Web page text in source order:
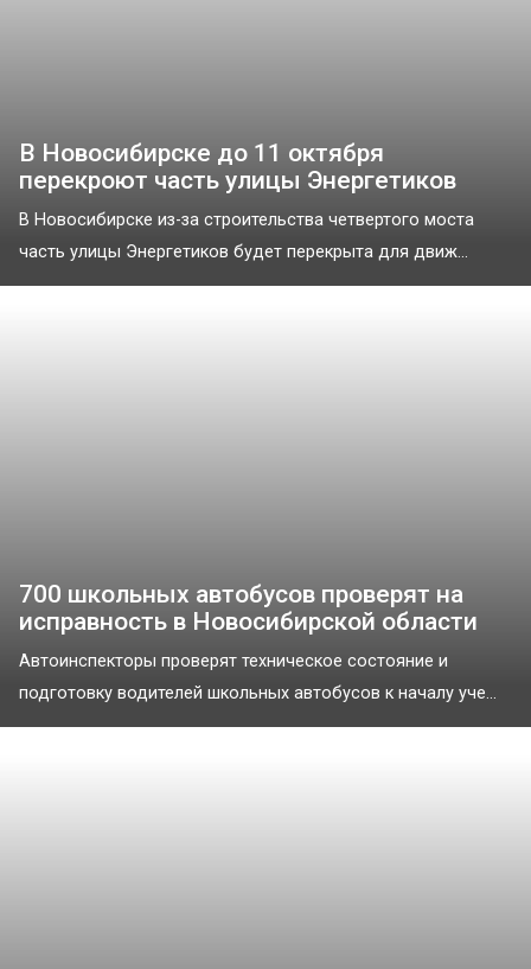
В Новосибирске до 11 октября
перекроют часть улицы Энергетиков
В Новосибирске из-за строительства четвертого моста
часть улицы Энергетиков будет перекрыта для движ...
700 школьных автобусов проверят на
исправность в Новосибирской области
Автоинспекторы проверят техническое состояние и
подготовку водителей школьных автобусов к началу уче...